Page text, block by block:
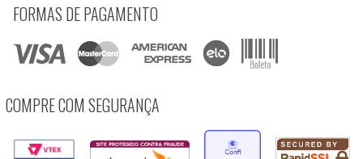
FORMAS DE PAGAMENTO
COMPRE COM SEGURANÇA